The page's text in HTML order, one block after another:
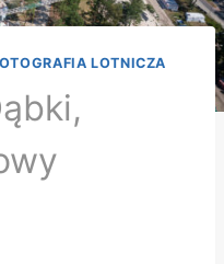
LOTNICZA